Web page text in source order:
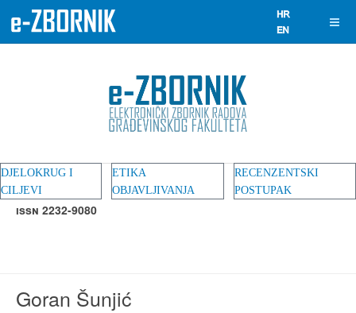
DJELOKRUG I
CILJEVI
ETIKA
OBJAVLJIVANJA
RECENZENTSKI
POSTUPAK
ISSN 2232-9080
Goran Šunjić